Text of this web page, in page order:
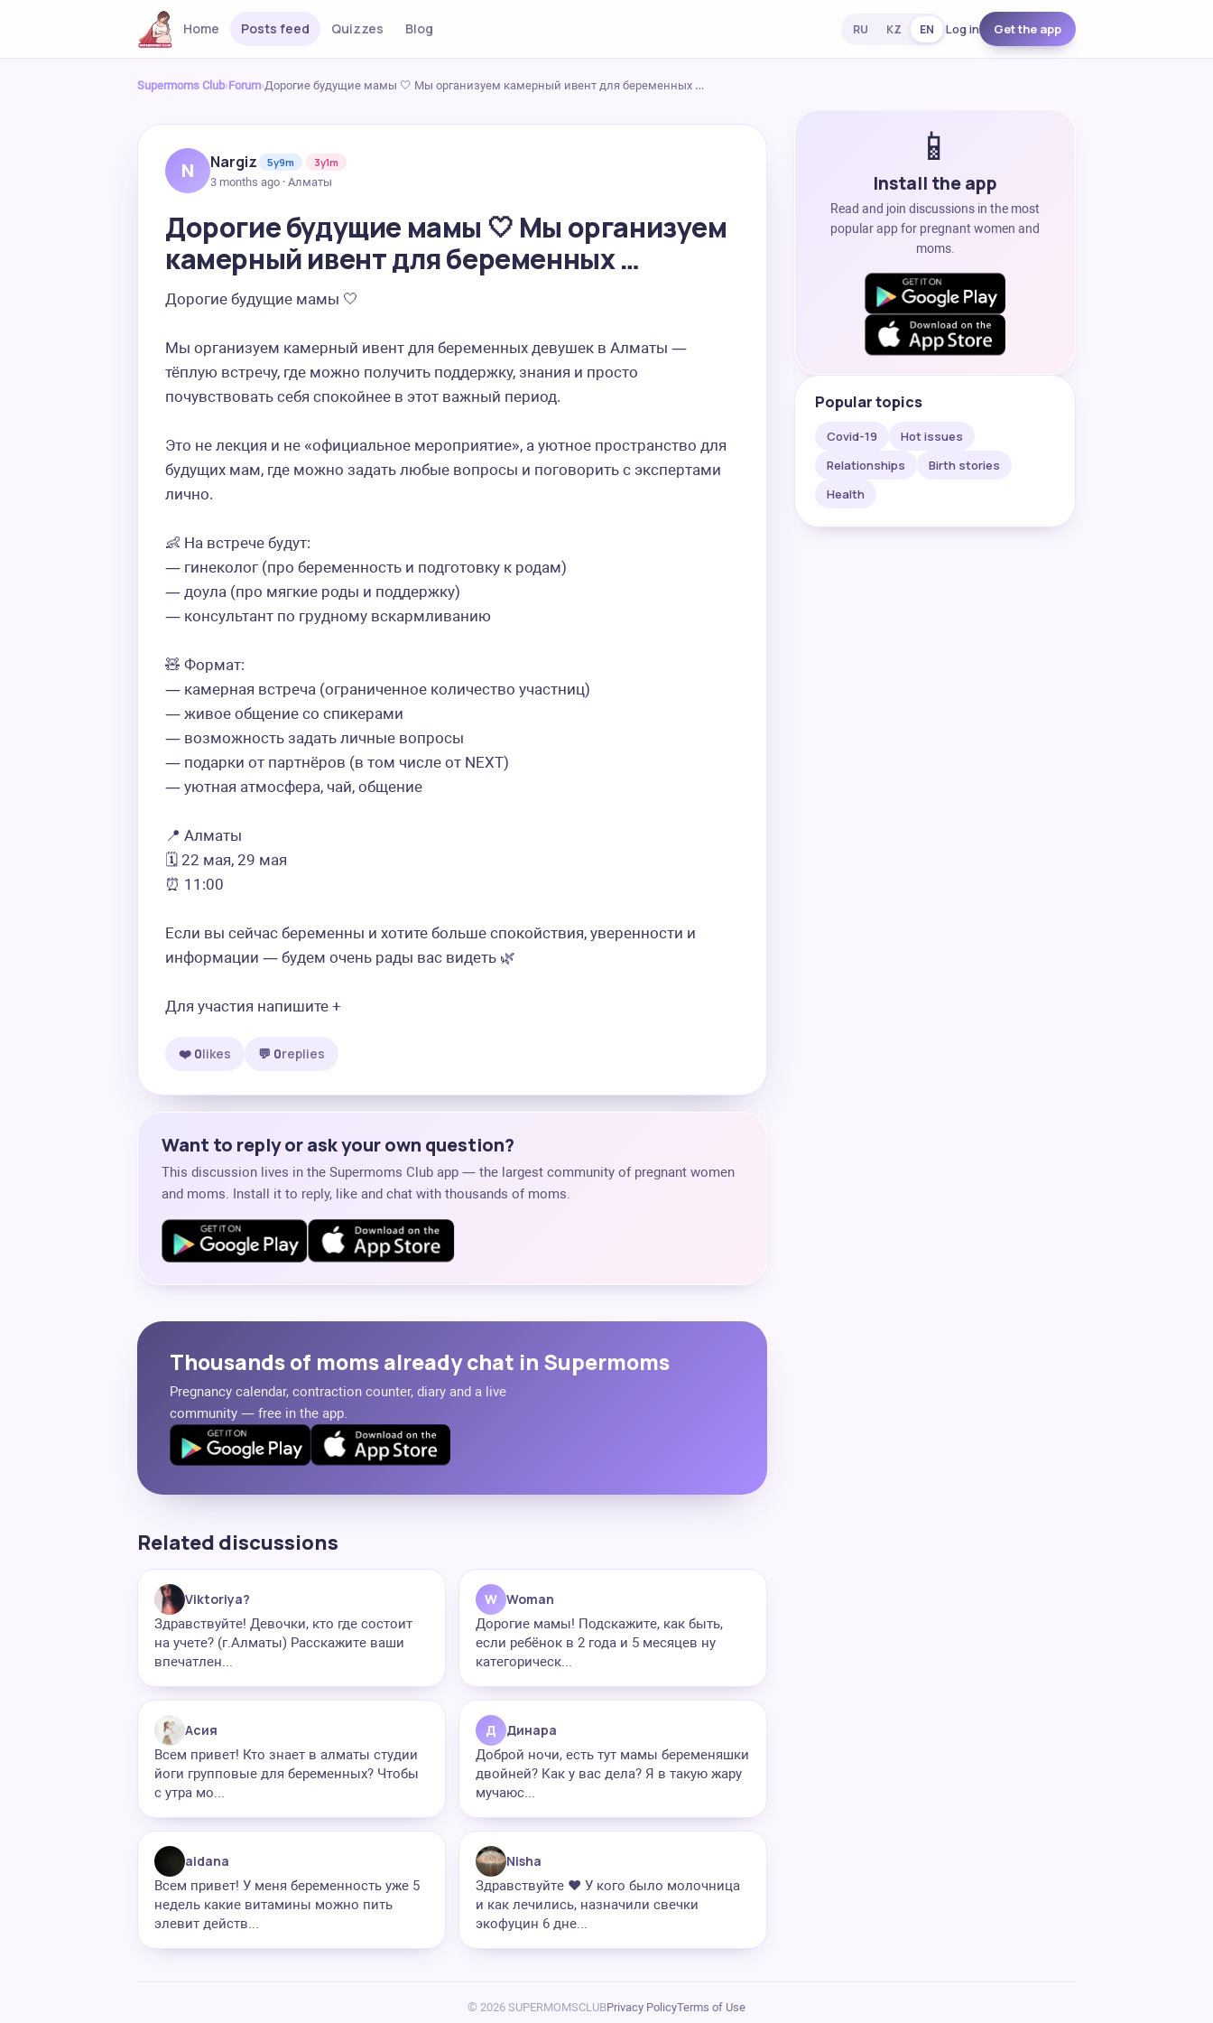
Home Posts feed Quizzes Blog RU KZ EN Log in Get the app
Supermoms Club›Forum›Дорогие будущие мамы 🤍 Мы организуем камерный ивент для беременных …
N Nargiz 5y9m
3y1m
3 months ago · Алматы
Дорогие будущие мамы 🤍 Мы организуем
камерный ивент для беременных …
Дорогие будущие мамы 🤍
Мы организуем камерный ивент для беременных девушек в Алматы —
тёплую встречу, где можно получить поддержку, знания и просто
почувствовать себя спокойнее в этот важный период.
Это не лекция и не «официальное мероприятие», а уютное пространство для
будущих мам, где можно задать любые вопросы и поговорить с экспертами
лично.
👶 На встрече будут:
— гинеколог (про беременность и подготовку к родам)
— доула (про мягкие роды и поддержку)
— консультант по грудному вскармливанию
🧸 Формат:
— камерная встреча (ограниченное количество участниц)
— живое общение со спикерами
— возможность задать личные вопросы
— подарки от партнёров (в том числе от NEXT)
— уютная атмосфера, чай, общение
📍 Алматы
🗓 22 мая, 29 мая
⏰ 11:00
Если вы сейчас беременны и хотите больше спокойствия, уверенности и
информации — будем очень рады вас видеть 🌿
Для участия напишите +
❤️ 0likes 💬 0replies
Want to reply or ask your own question?
This discussion lives in the Supermoms Club app — the largest community of pregnant women
and moms. Install it to reply, like and chat with thousands of moms.
Thousands of moms already chat in Supermoms
Pregnancy calendar, contraction counter, diary and a live
community — free in the app.
Related discussions
Viktoriya?
Здравствуйте! Девочки, кто где состоит
на учете? (г.Алматы) Расскажите ваши
впечатлен...
W Woman
Дорогие мамы! Подскажите, как быть,
если ребёнок в 2 года и 5 месяцев ну
категорическ...
Асия
Всем привет! Кто знает в алматы студии
йоги групповые для беременных? Чтобы
с утра мо...
Д Динара
Доброй ночи, есть тут мамы беременяшки
двойней? Как у вас дела? Я в такую жару
мучаюс...
aidana
Всем привет! У меня беременность уже 5
недель какие витамины можно пить
элевит действ...
Nisha
Здравствуйте ❤️ У кого было молочница
и как лечились, назначили свечки
экофуцин 6 дне...
📱
Install the app
Read and join discussions in the most
popular app for pregnant women and
moms.
Popular topics
Covid-19
Hot issues
Relationships
Birth stories
Health
© 2026 SUPERMOMSCLUBPrivacy PolicyTerms of Use